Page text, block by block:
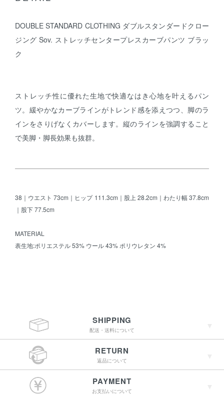
DOUBLE STANDARD CLOTHING ダブルスタンダードクロー
ジング Sov. ストレッチセンタープレスカーブパンツ ブラッ
ク
ストレッチ性に優れた生地で快適なはき心地を叶えるパン
ツ。緩やかなカーブラインがトレンド感を添えつつ、脚のラ
インをさりげなくカバーします。縦のラインを強調すること
で美脚・脚長効果も抜群。
38｜ウエスト 73cm｜ヒップ 111.3cm｜股上 28.2cm｜わたり幅 37.8cm
｜股下 77.5cm
MATERIAL
表生地:ポリエステル 53% ウール 43% ポリウレタン 4%
SHIPPING
配送・送料について
￥4,400（税込）以上
のご購入で送料無料
RETURN
返品について
PAYMENT
お支払いについて